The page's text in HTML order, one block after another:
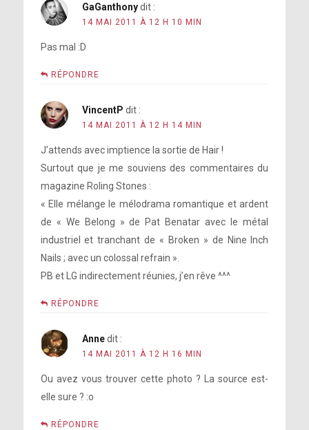
GaGanthony dit :
14 MAI 2011 À 12 H 10 MIN
Pas mal :D
RÉPONDRE
VincentP dit :
14 MAI 2011 À 12 H 14 MIN
J’attends avec imptience la sortie de Hair !
Surtout que je me souviens des commentaires du
magazine Roling Stones :
« Elle mélange le mélodrama romantique et ardent
de « We Belong » de Pat Benatar avec le métal
industriel et tranchant de « Broken » de Nine Inch
Nails ; avec un colossal refrain ».
PB et LG indirectement réunies, j’en rêve ^^^
RÉPONDRE
Anne dit :
14 MAI 2011 À 12 H 16 MIN
Ou avez vous trouver cette photo ? La source est-
elle sure ? :o
RÉPONDRE